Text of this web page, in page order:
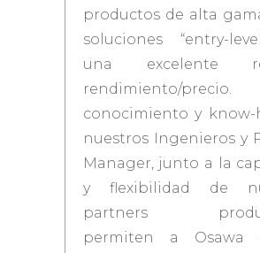
productos de alta
soluciones “entry-
una excelente
rendimiento/
conocimiento y know-
nuestros Ingenieros y
Manager, junto a la
y flexibilidad de
partners
permiten a Osawa